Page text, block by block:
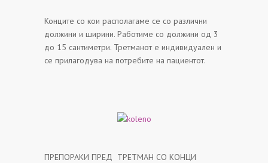
Конците со кои располагаме се со различни
должини и ширини. Работиме со должини од 3
до 15 сантиметри. Третманот е индивидуален и
се прилагодува на потребите на пациентот.
ПРЕПОРАКИ ПРЕД ТРЕТМАН СО КОНЦИ